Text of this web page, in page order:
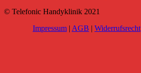
© Telefonic Handyklinik 2021
Impressum | AGB | Widerrufsrecht